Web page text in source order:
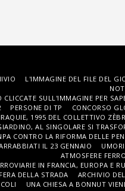
L'IMMAGINE DEL FILE DEL
SULL'IMMAGINE PER
PERSONE DI TP
CONCORSO
1995 DEL COLLETTIVO
AL SINGOLARE SI
CONTRO LA RIFORMA DELLE
IL ​​23 GENNAIO
ATMOSFERE
IN FRANCIA, EUROPA
DELLA STRADA
ARCHIVIO
UNA CHIESA A BONNUT